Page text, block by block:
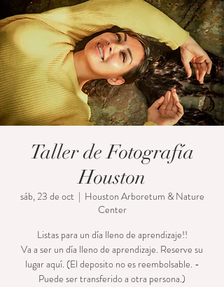
Taller de Fotografía
Houston
sáb, 23 de oct
  |
Houston Arboretum & Nature
Center
Listas para un día lleno de aprendizaje!!
Va a ser un día lleno de aprendizaje. Reserve su
lugar aquí. (El deposito no es reembolsable. -
Puede ser transferido a otra persona.)